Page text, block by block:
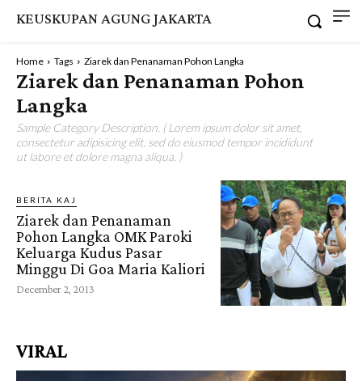
KEUSKUPAN AGUNG JAKARTA
Home Tags Ziarek dan Penanaman Pohon Langka
Ziarek dan Penanaman Pohon
Langka
Sample Category Description. ( Lorem ipsum dolor sit amet,
consectetur adipisicing elit, sed do eiusmod tempor incididunt
ut labore et dolore magna aliqua. )
BERITA KAJ
Ziarek dan Penanaman
Pohon Langka OMK Paroki
Keluarga Kudus Pasar
Minggu Di Goa Maria Kaliori
December 2, 2013
VIRAL